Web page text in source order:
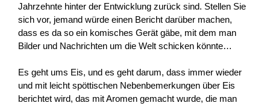
Jahrzehnte hinter der Entwicklung zurück sind. Stellen Sie
sich vor, jemand würde einen Bericht darüber machen,
dass es da so ein komisches Gerät gäbe, mit dem man
Bilder und Nachrichten um die Welt schicken könnte…
Es geht ums Eis, und es geht darum, dass immer wieder
und mit leicht spöttischen Nebenbemerkungen über Eis
berichtet wird, das mit Aromen gemacht wurde, die man